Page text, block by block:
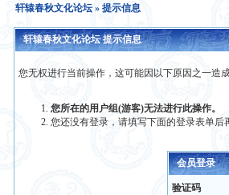
轩辕春秋文化论坛» 提示信息
轩辕春秋文化论坛 提示信息
您无权进行当前操作，这可能因以下原因之一造
您所在的用户组(游客)无法进行此操作。
您还没有登录，请填写下面的登录表单后
会员登录
验证码